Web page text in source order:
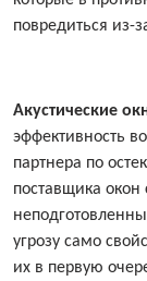
повредиться из-
Акустические
эффективность
партнера по
поставщика
угрозу само
их в первую